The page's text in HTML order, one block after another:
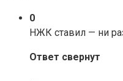
0
НЖК ставил — ни
Ответ свернут